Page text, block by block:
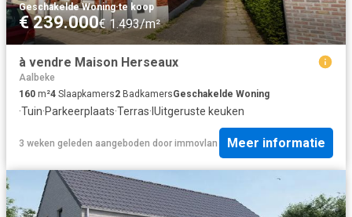
Geschakelde Woning·te koop
€ 239.000€ 1.493/m²
à vendre Maison Herseaux
Aalbeke
160 m²4 Slaapkamers2 BadkamersGeschakelde Woning
·Tuin·Parkeerplaats·Terras· IUitgeruste keuken
3 weken geleden aangeboden door immovlan Meer informatie